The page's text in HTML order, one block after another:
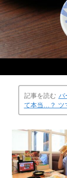
記事を読む バ
て本当…？ ツ